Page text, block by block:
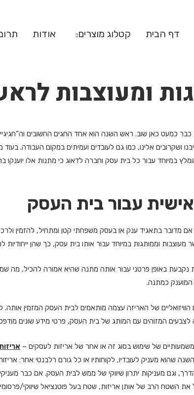
דף הבית קטלוג מוצרים אודות
ומעוצבות
כמעט כאן שוב. ראש השנה הוא אחד החגים החשובים
ושקרובים אלינו, כמו גם לעובדים ועמיתים במקום העבודה.
במיוחד עבור כל בית עסק וחברה לדאוג כי מתנות אלו יוענקו
עבור בית העסק
אם מדובר בתאגיד ענק או בעסק משפחתי קטן ומתחיל, להזמין
מעוצבות וממותגות במיוחד עבור אותו בית עסק, כך שהן ייחודיות
נקבעת באופן פרטני עבור אותה מתנה שהיא אמורה להכיל, מה
המוענק כמתנה.
של האריזה עצמה מותאמים לבית העסק המזמין
המזוהים עם המותג של בית העסק, פרטי מידע שונים
של שימוש בסוג זה או אחר של אריזות לעסקים –
שהוא מעניק לעובדיו, לקוחותיו או כל גורם רלבנטי אחר:
וגם מעניקות יתרון שיווקי של ממש לבית העסק. אם כבר
את השטח הרב של אותן אריזות, שטח בעל פוטנציאל שיווקי/